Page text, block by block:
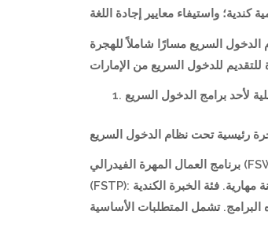
السريع مسارًا شاملاً للهجرة
لأحد برامج الدخول السريع
برنامج العمال المهرة الفيدرالي (FSW): للعمال المهرة الذين لديهم سنة واحدة على الأقل من الخبرة العملية في مهنة مهارية (NOC 0، A، أو B). برنامج المهن المهارية الفيدرالي
(FSTP): للعمال المهرة الذين لديهم سنتين على الأقل من الخبرة العملية في مهنة مهارية. فئة الخبرة الكندية (CEC): للأفراد الذين عملوا في كندا بتأشيرة مؤقتة لمدة سنة على الأقل.